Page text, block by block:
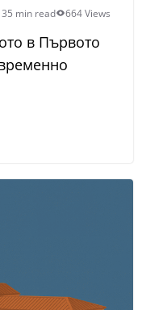
35 min read 664 Views
в Първото